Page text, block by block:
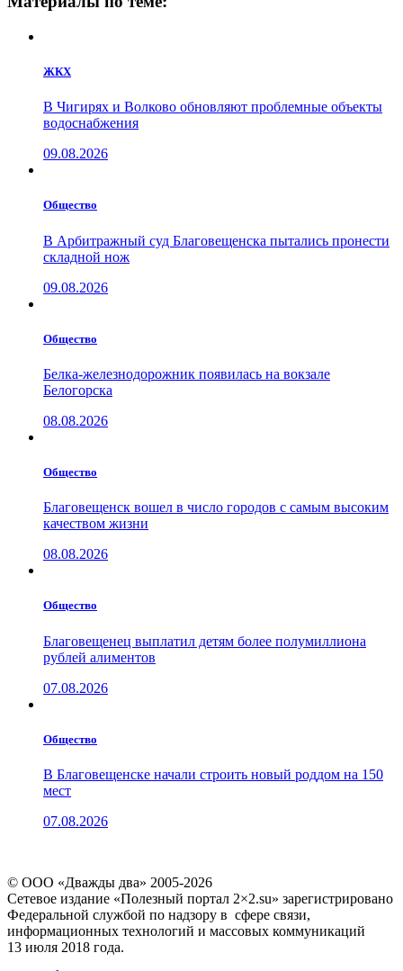
ЖКХ
В Чигирях и Волково обновляют проблемные объекты
водоснабжения
09.08.2026
Общество
В Арбитражный суд Благовещенска пытались пронести
складной нож
09.08.2026
Общество
Белка-железнодорожник появилась на вокзале
Белогорска
08.08.2026
Общество
Благовещенск вошел в число городов с самым высоким
качеством жизни
08.08.2026
Общество
Благовещенец выплатил детям более полумиллиона
рублей алиментов
07.08.2026
Общество
В Благовещенске начали строить новый роддом на 150
мест
07.08.2026
© ООО «Дважды два» 2005-2026
Сетевое издание «Полезный портал 2×2.su» зарегистрировано
Федеральной службой по надзору в сфере связи,
информационных технологий и массовых коммуникаций
13 июля 2018 года.